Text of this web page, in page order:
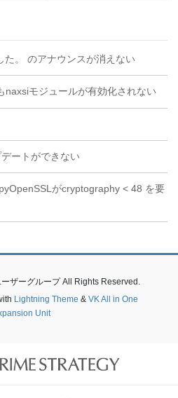
た。 のアナウンスが消えない
naxsiモジュールが有効化されない
ートができない
がcryptography < 48 を要
ザーグループ All Rights Reserved.
Lightning Theme & VK All in One
Unit